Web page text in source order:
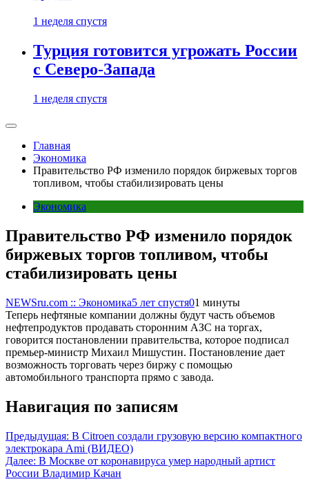
1 неделя спустя
Турция готовится угрожать России
с Северо-Запада
1 неделя спустя
Главная
Экономика
Правительство РФ изменило порядок биржевых торгов
топливом, чтобы стабилизировать цены
Экономика
Правительство РФ изменило порядок
биржевых торгов топливом, чтобы
стабилизировать цены
NEWSru.com :: Экономика5 лет спустя01 минуты
Теперь нефтяные компании должны будут часть объемов
нефтепродуктов продавать сторонним АЗС на торгах,
говорится постановлении правительства, которое подписал
премьер-министр Михаил Мишустин. Постановление дает
возможность торговать через биржу с помощью
автомобильного транспорта прямо с завода.
Навигация по записям
Предыдущая: В Citroen создали грузовую версию компактного
электрокара Ami (ВИДЕО)
Далее: В Москве от коронавируса умер народный артист
России Владимир Качан